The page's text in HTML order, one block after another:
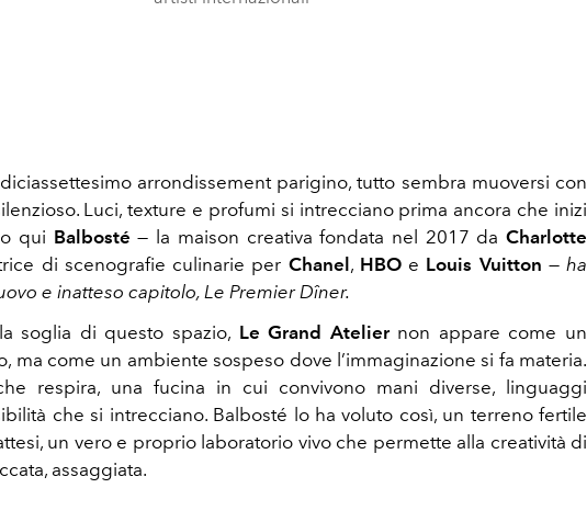
arrondissement parigino, tutto sembra muoversi con
Luci, texture e profumi si intrecciano prima ancora che inizi
qui Balbosté — la maison creativa fondata nel 2017 da Charlotte
di scenografie culinarie per Chanel, HBOe Louis Vuitton —ha
e inatteso capitolo, Le Premier Dîner.
soglia di questo spazio, Le Grand Atelier non appare come un
ma come un ambiente sospeso dove l’immaginazione si fa materia.
respira, una fucina in cui convivono mani diverse, linguaggi
che si intrecciano. Balbosté lo ha voluto così, un terreno fertile
un vero e proprio laboratorio vivo che permette alla creatività di
assaggiata.